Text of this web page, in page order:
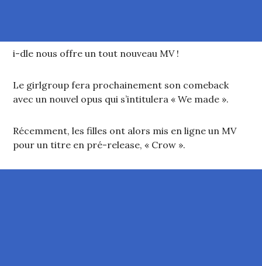
i-dle nous offre un tout nouveau MV !
Le girlgroup fera prochainement son comeback
avec un nouvel opus qui s’intitulera « We made ».
Récemment, les filles ont alors mis en ligne un MV
pour un titre en pré-release, « Crow ».